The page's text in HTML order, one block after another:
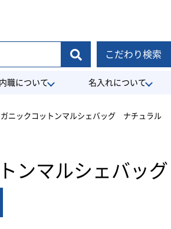
こだわり検索
職について 名入れについて
ガニックコットンマルシェバッグ ナチュラル
ンマルシェバッ